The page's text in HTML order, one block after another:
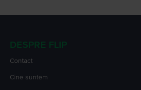
DESPRE FLIP
Contact
Cine suntem